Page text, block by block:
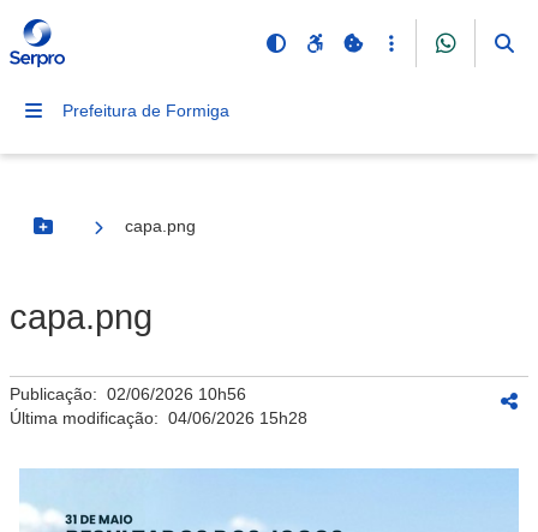
Prefeitura de Formiga
Botão Menu
capa.png
capa.png
Publicação: 02/06/2026 10h56
Última modificação: 04/06/2026 15h28